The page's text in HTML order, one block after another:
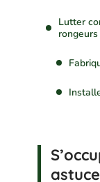
Lutter